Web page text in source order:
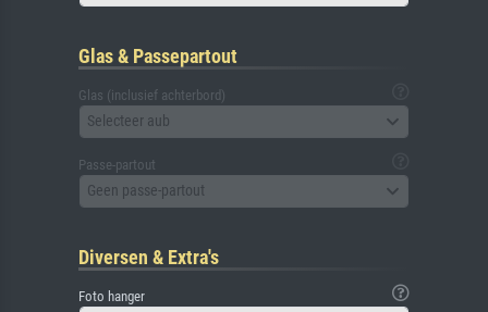
Glas & Passepartout
Glas (inclusief achterbord)
Selecteer aub
Passe-partout
Geen passe-partout
Diversen & Extra's
Foto hanger